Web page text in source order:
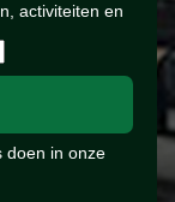
activiteiten en
doen in onze